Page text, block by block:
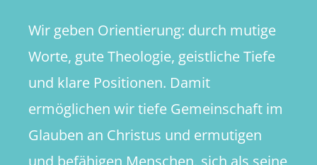
Wir geben Orientierung: durch mutige
Worte, gute Theologie, geistliche Tiefe
und klare Positionen. Damit
ermöglichen wir tiefe Gemeinschaft im
Glauben an Christus und ermutigen
und befähigen Menschen, sich als seine